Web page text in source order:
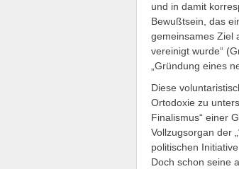
und in damit
Bewußtsein, das
gemeinsames Ziel
vereinigt wurde“
„Gründung eines
Diese
Ortodoxie zu
Finalismus“ einer
Vollzugsorgan der
politischen
Doch schon seine